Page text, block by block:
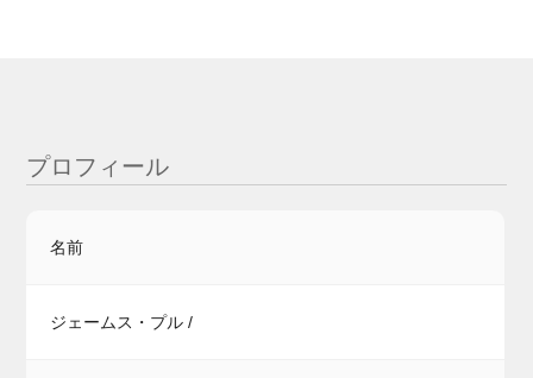
プロフィール
名前
ジェームス・プル /